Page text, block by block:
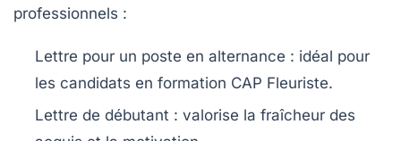
professionnels :
Lettre pour un poste en alternance : idéal pour
les candidats en formation CAP Fleuriste.
Lettre de débutant : valorise la fraîcheur des